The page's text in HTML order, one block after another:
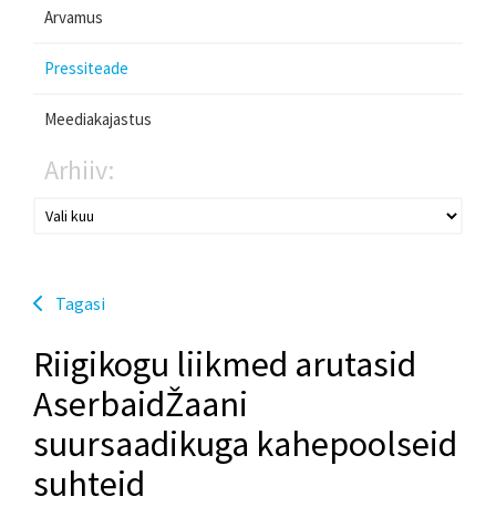
Arvamus
Pressiteade
Meediakajastus
Arhiiv:
Tagasi
Riigikogu liikmed arutasid
AserbaidŽaani
suursaadikuga kahepoolseid
suhteid